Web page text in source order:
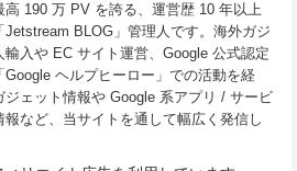
高 190 万 PV を誇る、運営歴 10 年以上
Jetstream BLOG」管理人です。海外ガジ
輸入や EC サイト運営、Google 公式認定
Google ヘルプヒーロー」での活動を経
ジェット情報や Google 系アプリ / サービ
報など、当サイトを通して幅広く発信し